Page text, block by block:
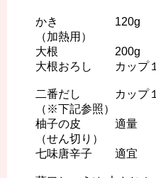
かき 120g
（加熱用）
大根 200g
大根おろし カップ１
二番だし カップ１
（※下記参照）
柚子の皮 適量
（せん切り）
七味唐辛子 適宜